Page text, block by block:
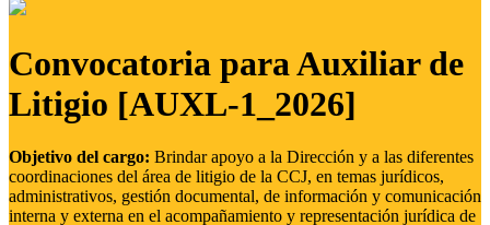
Convocatoria para Auxiliar de
Litigio [AUXL-1_2026]
Objetivo del cargo: Brindar apoyo a la Dirección y a las diferentes
coordinaciones del área de litigio de la CCJ, en temas jurídicos,
administrativos, gestión documental, de información y comunicación
interna y externa en el acompañamiento y representación jurídica de